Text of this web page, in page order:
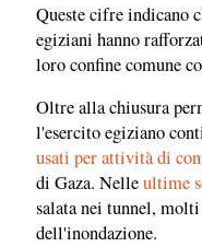
Queste cifre indicano
egiziani hanno
loro confine comune
Oltre alla chiusura
l'esercito egiziano
usati per attività di
di Gaza. Nelleultime
salata nei tunnel,
dell'inondazione.